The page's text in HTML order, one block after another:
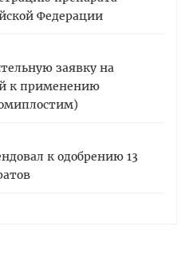
Федерации
заявку на
к применению
к одобрению 13